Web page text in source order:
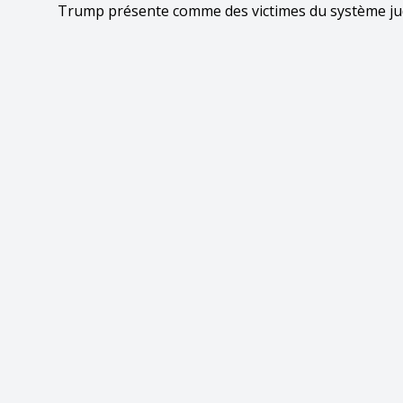
Trump présente comme des victimes du système